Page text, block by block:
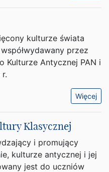
kulturze świata
przez
Kulturze Antycznej PAN i
Więcej
Klasycznej
i promujący
kulturze antycznej i jej
jest do uczniów